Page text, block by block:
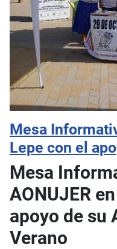
Mesa
Lepe con el
Mesa
AONUJER
apoyo de su
Verano